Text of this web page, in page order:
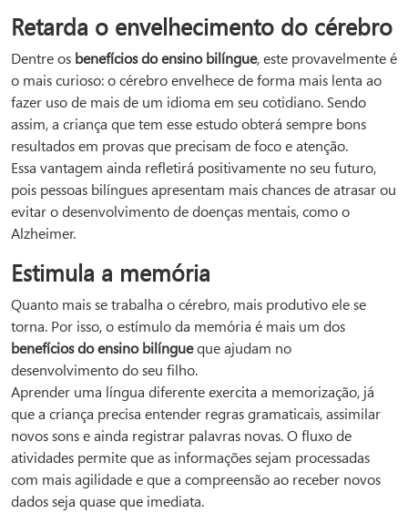
Retarda o envelhecimento do cérebro
Dentre os benefícios do ensino bilíngue, este provavelmente é
o mais curioso: o cérebro envelhece de forma mais lenta ao
fazer uso de mais de um idioma em seu cotidiano. Sendo
assim, a criança que tem esse estudo obterá sempre bons
resultados em provas que precisam de foco e atenção.
Essa vantagem ainda refletirá positivamente no seu futuro,
pois pessoas bilíngues apresentam mais chances de atrasar ou
evitar o desenvolvimento de doenças mentais, como o
Alzheimer.
Estimula a memória
Quanto mais se trabalha o cérebro, mais produtivo ele se
torna. Por isso, o estímulo da memória é mais um dos
benefícios do ensino bilíngueque ajudam no
desenvolvimento do seu filho.
Aprender uma língua diferente exercita a memorização, já
que a criança precisa entender regras gramaticais, assimilar
novos sons e ainda registrar palavras novas. O fluxo de
atividades permite que as informações sejam processadas
com mais agilidade e que a compreensão ao receber novos
dados seja quase que imediata.